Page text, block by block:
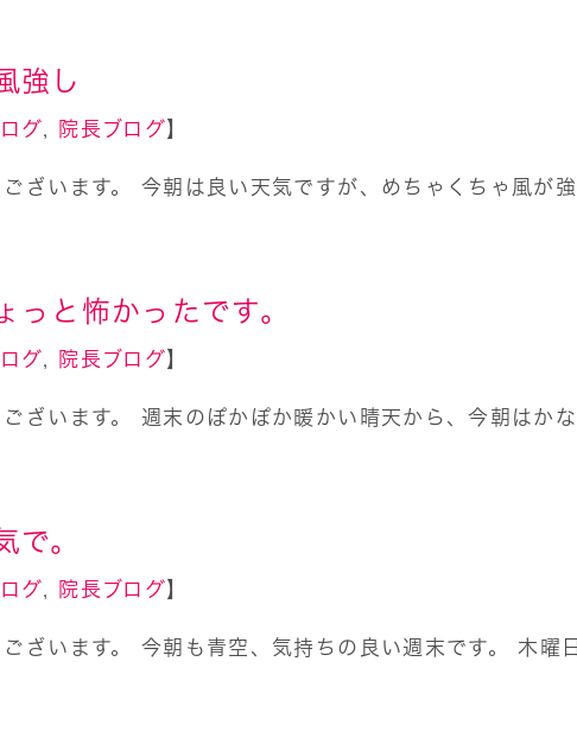
強し
グ 院長ブログ】
ざいます。 今朝は良い天気ですが、めちゃくちゃ風が
と怖かったです。
グ 院長ブログ】
ございます。 週末のぽかぽか暖かい晴天から、今朝はか
で。
グ 院長ブログ】
ざいます。 今朝も青空、気持ちの良い週末です。 木曜